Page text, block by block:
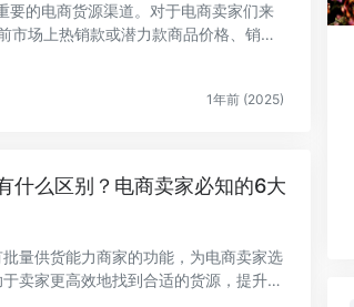
的电商货源渠道。对于电商卖家们来
市场上热销款或潜力款商品价格、销
1年前 (2025)
什么区别？电商卖家必知的6大
量供货能力商家的功能，为电商卖家选
卖家更高效地找到合适的货源，提升选